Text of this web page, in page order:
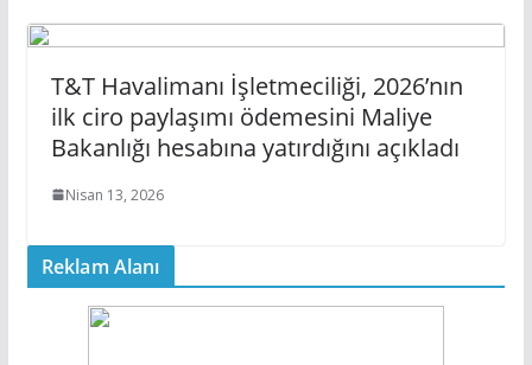
T&T Havalimanı İşletmeciliği, 2026’nın
ilk ciro paylaşımı ödemesini Maliye
Bakanlığı hesabına yatırdığını açıkladı
Nisan 13, 2026
Reklam Alanı